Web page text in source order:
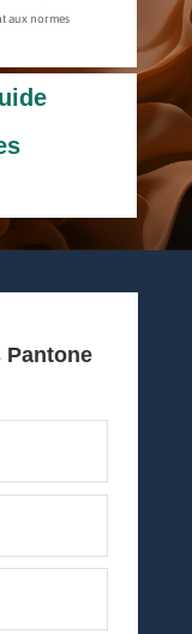
aux normes
Pantone